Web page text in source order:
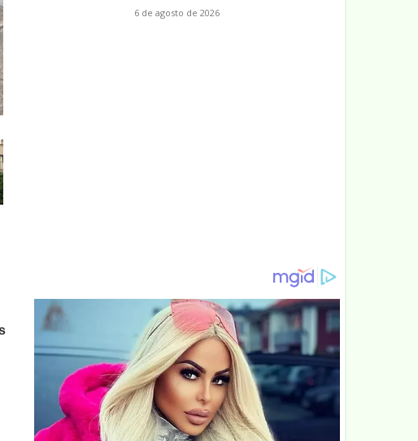
6 de agosto de 2026